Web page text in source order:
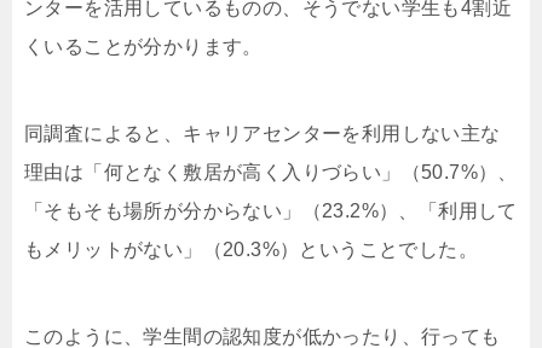
ンターを活用しているものの、そうでない学生も4割近
くいることが分かります。
同調査によると、キャリアセンターを利用しない主な
理由は「何となく敷居が高く入りづらい」（50.7%）、
「そもそも場所が分からない」（23.2%）、「利用して
もメリットがない」（20.3%）ということでした。
このように、学生間の認知度が低かったり、行っても